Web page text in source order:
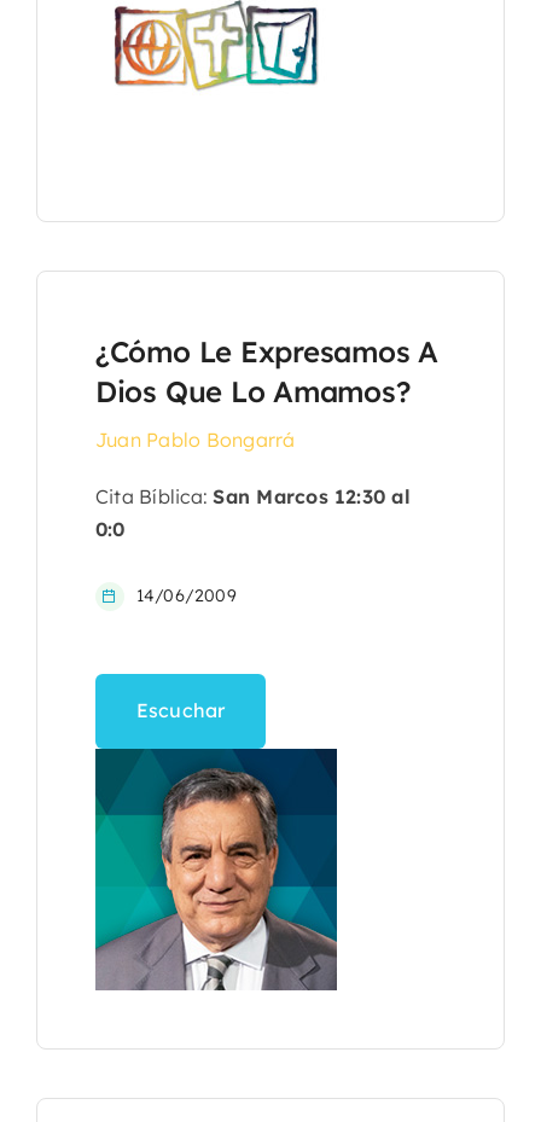
¿Cómo Le Expresamos A
Dios Que Lo Amamos?
Juan Pablo Bongarrá
Cita Bíblica:San Marcos 12:30 al
0:0
14/06/2009
Escuchar